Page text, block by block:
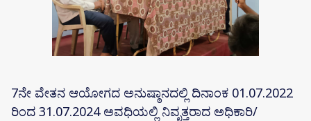
7ನೇ ವೇತನ ಆಯೋಗದ ಅನುಷ್ಠಾನದಲ್ಲಿ ದಿನಾಂಕ 01.07.2022
ರಿಂದ 31.07.2024 ಅವಧಿಯಲ್ಲಿ ನಿವೃತ್ತರಾದ ಅಧಿಕಾರಿ/